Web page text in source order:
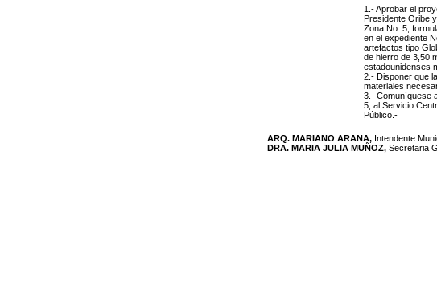
1.- Aprobar el
Presidente Oribe
Zona No. 5,
en el expediente
artefactos tipo
de hierro de 3,50
estadounidenses
2.- Disponer que
materiales
3.- Comuníquese
5, al Servicio
Público.-
ARQ. MARIANO ARANA, Intendente
DRA. MARIA JULIA MUÑOZ, Secretaria